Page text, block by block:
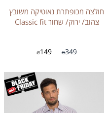
חולצה מכופתרת נאוטיקה משובץ
צהוב/ ירוק/ שחור Classic fit
₪349
₪149